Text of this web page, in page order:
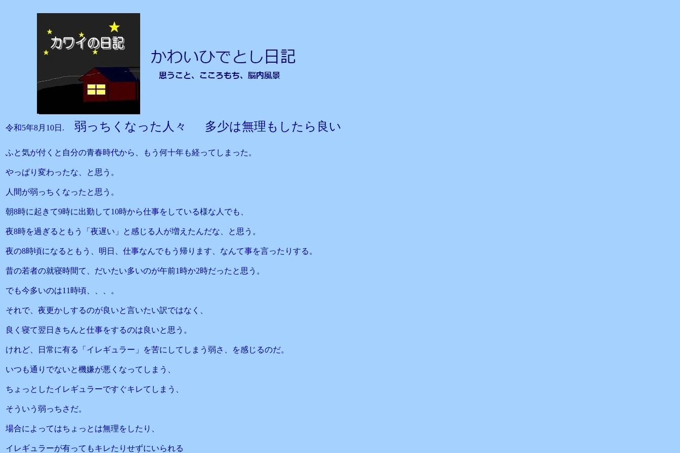
令和5年8月10日. 弱っちくなった人々 多少は無理もしたら良い
ふと気が付くと自分の青春時代から、もう何十年も経ってしまった。
やっぱり変わったな、と思う。
人間が弱っちくなったと思う。
朝8時に起きて9時に出勤して10時から仕事をしている様な人でも、
夜8時を過ぎるともう「夜遅い」と感じる人が増えたんだな、と思う。
夜の8時頃になるともう、明日、仕事なんでもう帰ります、なんて事を言ったりする。
昔の若者の就寝時間て、だいたい多いのが午前1時か2時だったと思う。
でも今多いのは11時頃、、、。
それで、夜更かしするのが良いと言いたい訳ではなく、
良く寝て翌日きちんと仕事をするのは良いと思う。
けれど、日常に有る「イレギュラー」を苦にしてしまう弱さ、を感じるのだ。
いつも通りでないと機嫌が悪くなってしまう、
ちょっとしたイレギュラーですぐキレてしまう、
そういう弱っちさだ。
場合によってはちょっとは無理をしたり、
イレギュラーが有ってもキレたりせずにいられる